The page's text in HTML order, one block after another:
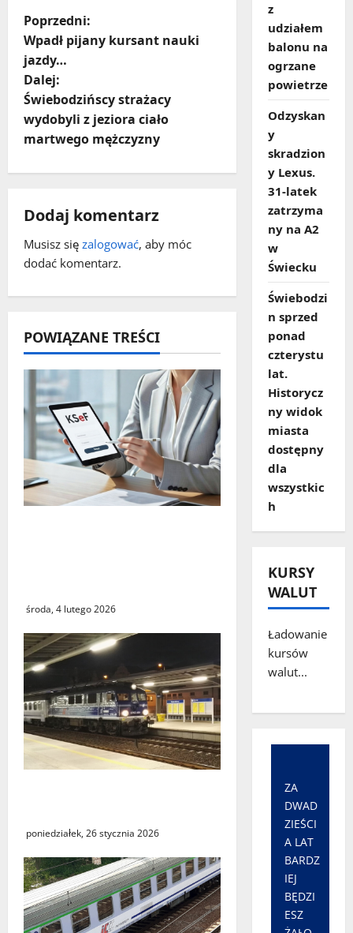
Z
o
b
a
w
p
i
s
y
Poprzedni:
Wpadł pijany kursant nauki
jazdy…
Dalej:
Świebodzińscy strażacy
wydobyli z jeziora ciało
martwego mężczyzny
Dodaj komentarz
Musisz się zalogować, aby móc
dodać komentarz.
POWIĄZANE TREŚCI
środa, 4 lutego 2026
poniedziałek, 26 stycznia 2026
z
udziałem
balonu na
ogrzane
powietrze
Odzyskan
y
skradzion
y Lexus.
31‑latek
zatrzyma
ny na A2
w
Świecku
Świebodzi
n sprzed
ponad
czterystu
lat.
Historycz
ny widok
miasta
dostępny
dla
wszystkic
h
KURSY
WALUT
Ładowanie
kursów
walut...
ZA
DWAD
ZIEŚCI
A LAT
BARDZ
IEJ
BĘDZI
ESZ